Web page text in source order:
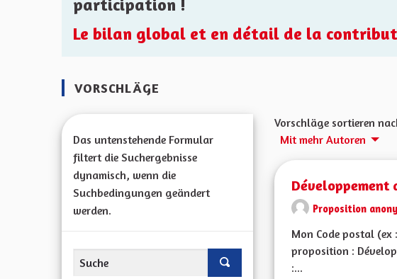
participation !
Le bilan global et en détail de la
VORSCHLÄGE
Das untenstehende Formular
filtert die Suchergebnisse
dynamisch, wenn die
Suchbedingungen geändert
werden.
Vorschläge sortieren
Mit mehr Autoren
Développement
Proposition
Mon Code postal
proposition :
:...